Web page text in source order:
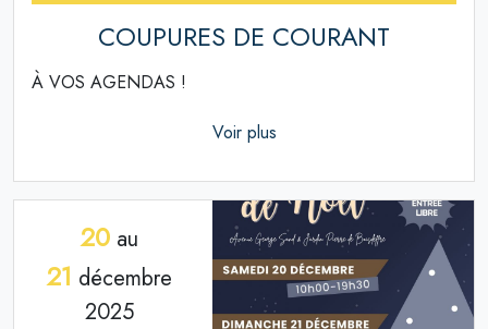
COUPURES DE COURANT
À VOS AGENDAS !
Voir plus
20 au
21 décembre
2025